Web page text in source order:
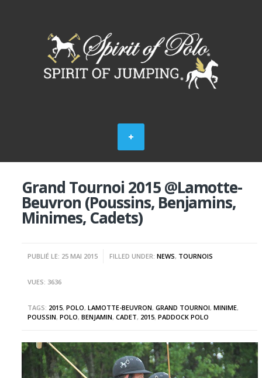
Grand Tournoi 2015 @Lamotte-
Beuvron (Poussins, Benjamins,
Minimes, Cadets)
PUBLIÉ LE: 25 MAI 2015 FILLED UNDER:NEWS, TOURNOIS
VUES: 3636
TAGS: 2015,POLO,LAMOTTE-BEUVRON,GRAND TOURNOI,MINIME,
POUSSIN,POLO,BENJAMIN,CADET, 2015,PADDOCK POLO